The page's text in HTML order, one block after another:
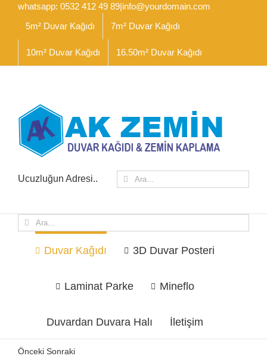
İçeriğewhatsapp: 0532 412 49 89|info@yourdomain.com
5m² Duvar Kağıdı
7m² Duvar Kağıdı
10m² Duvar Kağıdı 16.50m² Duvar Kağıdı
Ucuzluğun Adresi.. Ara:
Ara:
Duvar Kağıdı 3D Duvar Posteri
Laminat Parke Mineflo
Duvardan Duvara Halı İletişim
Önceki Sonraki